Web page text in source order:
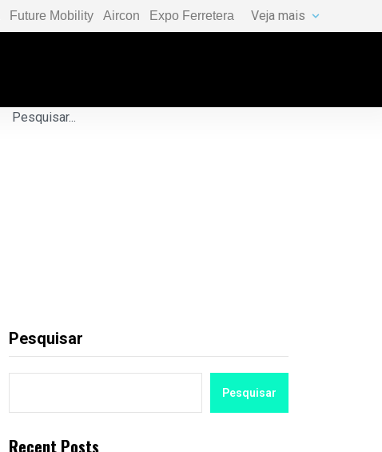
Future Mobility Aircon Expo Ferretera Veja mais
Pesquisar
Pesquisar
Recent Posts